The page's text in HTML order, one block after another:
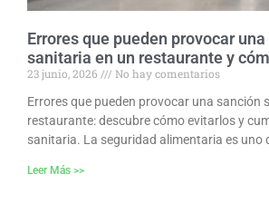
Errores que pueden provocar
sanitaria en un restaurante y
23 junio, 2026
No hay comentarios
Errores que pueden provocar una sanción
restaurante: descubre cómo evitarlos y
sanitaria. La seguridad alimentaria es uno
Leer Más >>